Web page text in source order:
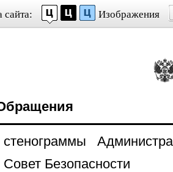
сайта: Изображения
Совет Безопасности